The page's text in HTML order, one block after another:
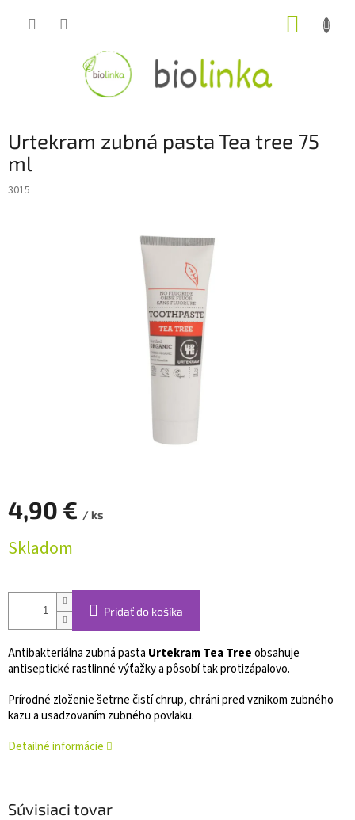
Urtekram zubná pasta Tea tree 75
ml
3015
4,90 € / ks
cena:
Skladom
Pridať do košíka
Antibakteriálna zubná pasta Urtekram Tea Treeobsahuje
antiseptické rastlinné výťažky a pôsobí tak protizápalovo.
Prírodné zloženie šetrne čistí chrup, chráni pred vznikom zubného
kazu a usadzovaním zubného povlaku.
Detailné informácie
Súvisiaci tovar